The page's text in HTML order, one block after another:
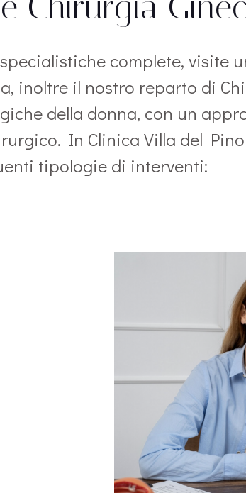
complete, visite
inoltre il nostro reparto di
della donna, con un
In Clinica Villa del
tipologie di interventi: